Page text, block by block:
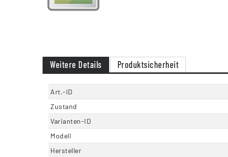
Weitere Details Produktsicherheit
Art.-ID
Zustand
Varianten-ID
Modell
Hersteller